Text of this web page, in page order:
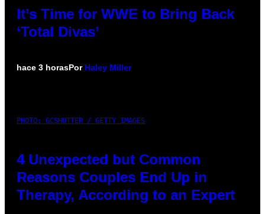
It’s Time for WWE to Bring Back
‘Total Divas’
hace 3 horasPor Haley Miller
PHOTO: GCSHUTTER / GETTY IMAGES
4 Unexpected but Common
Reasons Couples End Up in
Therapy, According to an Expert